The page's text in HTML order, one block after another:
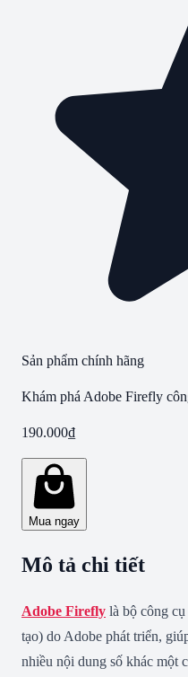
Sản phẩm chính hãng
Khám phá Adobe Firefly
190.000₫
Mua ngay
Mô tả chi tiết
Adobe Firefly là bộ công
tạo) do Adobe phát triển,
nhiều nội dung số khác một